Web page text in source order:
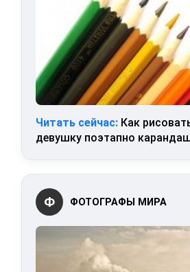
Читать сейчас: Как
девушку поэтапно
Ф ФОТОГРАФЫ МИРА